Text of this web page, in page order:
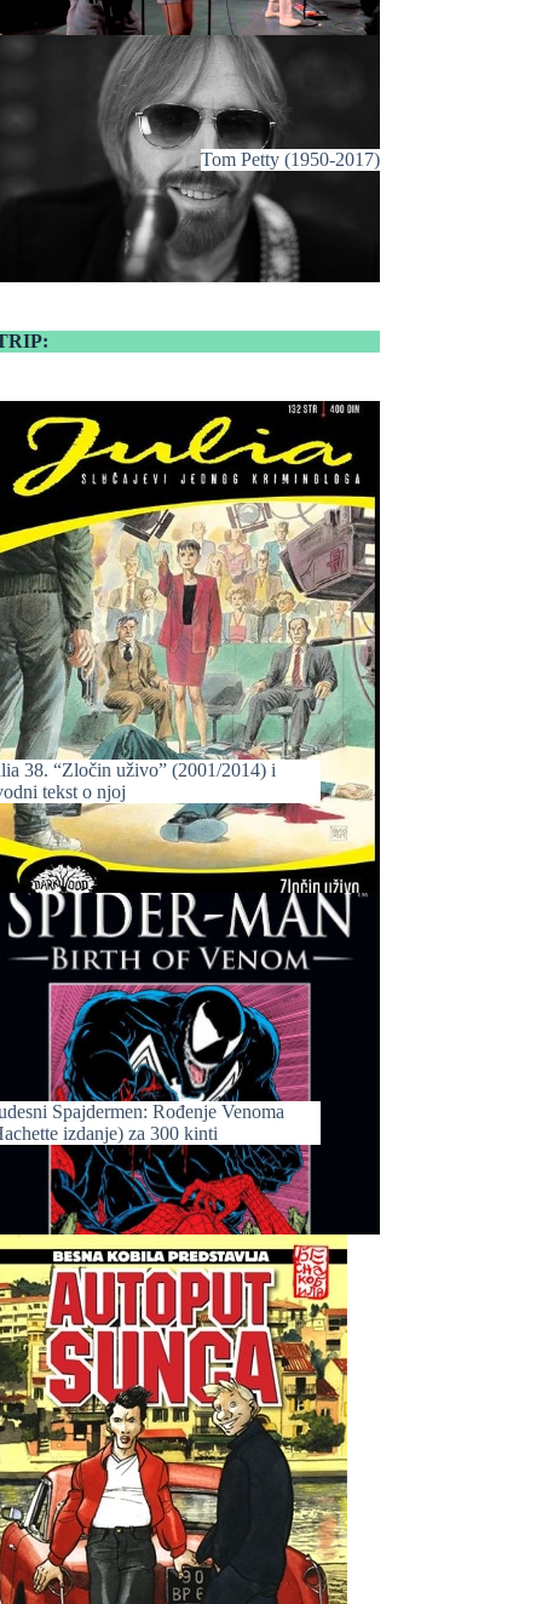
Tom Petty (1950-2017)
38. “Zločin uživo” (2001/2014) i
tekst o njoj
Spajdermen: Rođenje Venoma
izdanje) za 300 kinti